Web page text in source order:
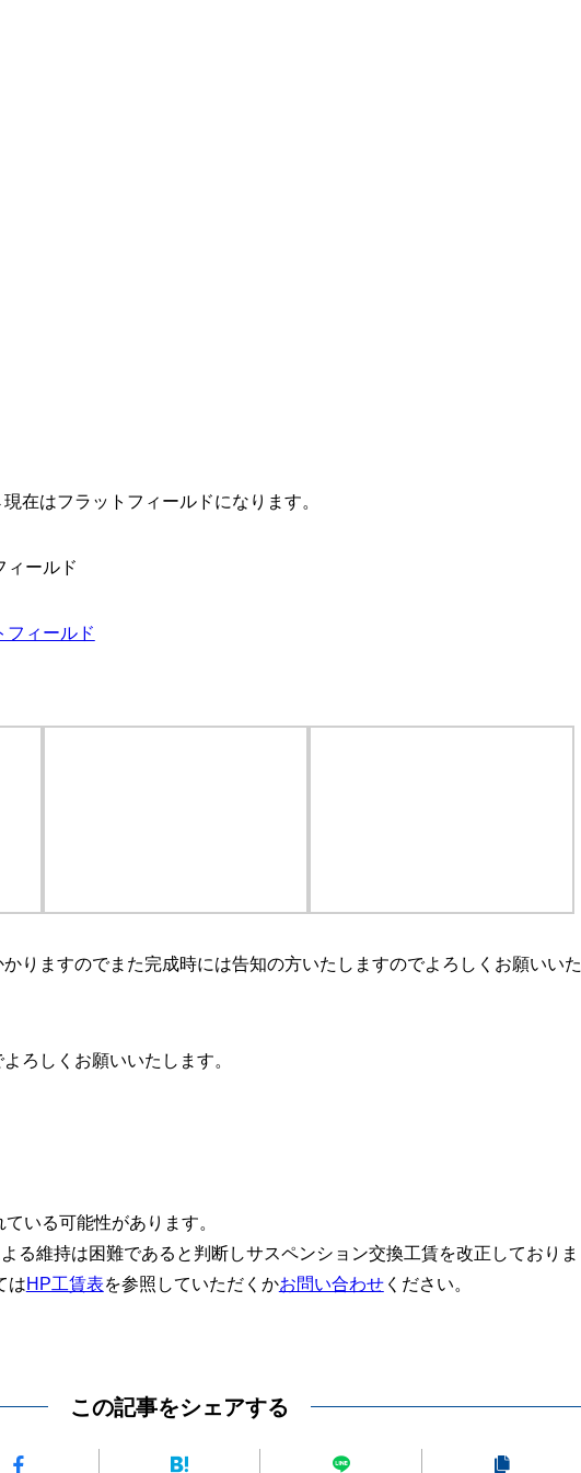
在はフラットフィールドになります。
ィールド
フィールド
りますのでまた完成時には告知の方いたしますのでよろしくお願いいた
ろしくお願いいたします。
いる可能性があります。
る維持は困難であると判断しサスペンション交換工賃を改正しておりま
はHP工賃表を参照していただくかお問い合わせください。
この記事をシェアする